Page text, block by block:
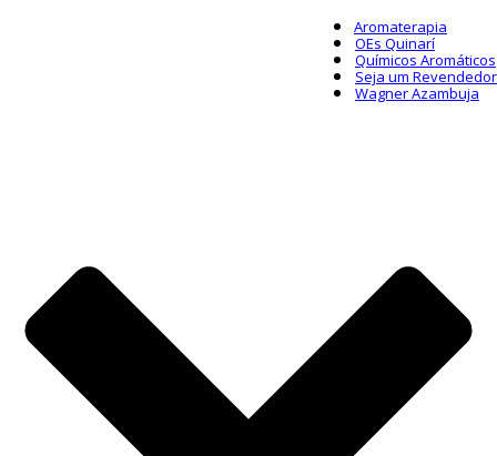
Aromaterapia
OEs Quinarí
Químicos Aromáticos
Seja um Revendedor
Wagner Azambuja